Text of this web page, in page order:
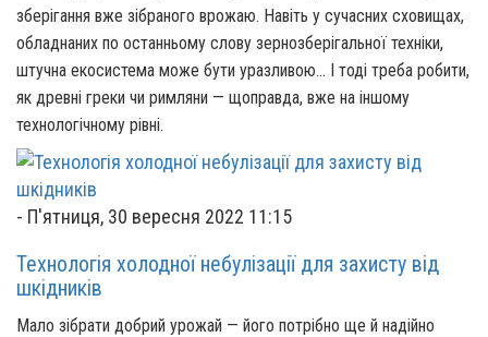
зберігання вже зібраного врожаю. Навіть у сучасних сховищах,
обладнаних по останньому слову зернозберігальної техніки,
штучна екосистема може бути уразливою… І тоді треба робити,
як древні греки чи римляни — щоправда, вже на іншому
технологічному рівні.
- П'ятниця, 30 вересня 2022 11:15
Технологія холодної небулізації для захисту від
шкідників
Мало зібрати добрий урожай — його потрібно ще й надійно